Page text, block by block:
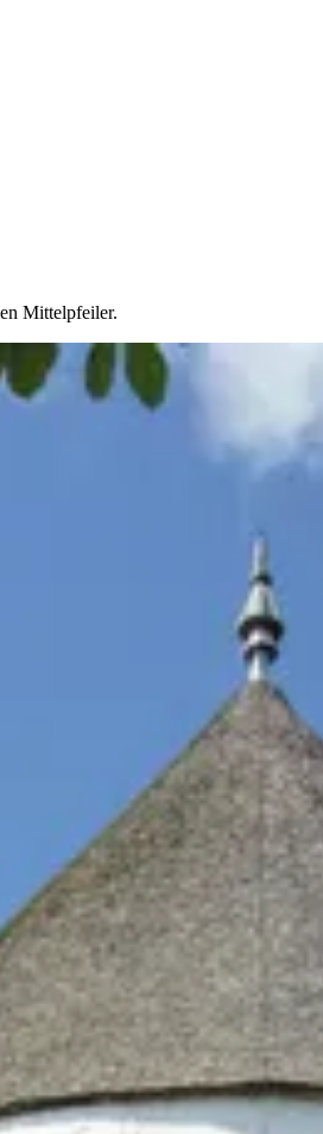
Mittelpfeiler.